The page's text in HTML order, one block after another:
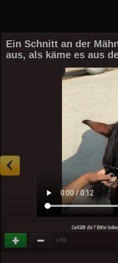
Ein Schnitt an der
aus, als käme es aus
(-20)